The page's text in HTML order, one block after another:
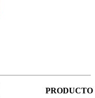
PRODUCTO